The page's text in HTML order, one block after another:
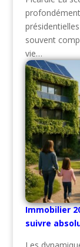
souvent
vie…
Immobilier
suivre